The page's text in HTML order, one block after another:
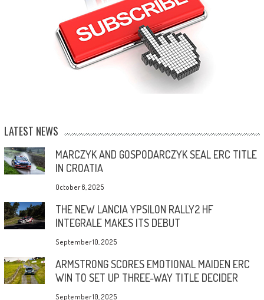
LATEST NEWS
MARCZYK AND GOSPODARCZYK SEAL ERC TITLE
IN CROATIA
October 6, 2025
THE NEW LANCIA YPSILON RALLY2 HF
INTEGRALE MAKES ITS DEBUT
September 10, 2025
ARMSTRONG SCORES EMOTIONAL MAIDEN ERC
WIN TO SET UP THREE-WAY TITLE DECIDER
September 10, 2025